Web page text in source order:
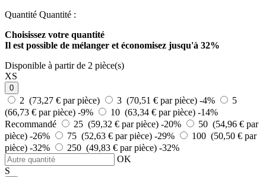
Quantité Quantité :
Choisissez votre quantité
Il est possible de mélanger et économisez jusqu'à 32%
Disponible à partir de 2 pièce(s)
XS
0
2 (73,27 € par pièce) 3 (70,51 € par pièce) -4%
5
(66,73 € par pièce) -9% 10 (63,34 € par pièce) -14%
Recommandé
25 (59,32 € par pièce) -20%
50 (54,96 € par
pièce) -26% 75 (52,63 € par pièce) -29%
100 (50,50 € par
pièce) -32% 250 (49,83 € par pièce) -32%
OK
S